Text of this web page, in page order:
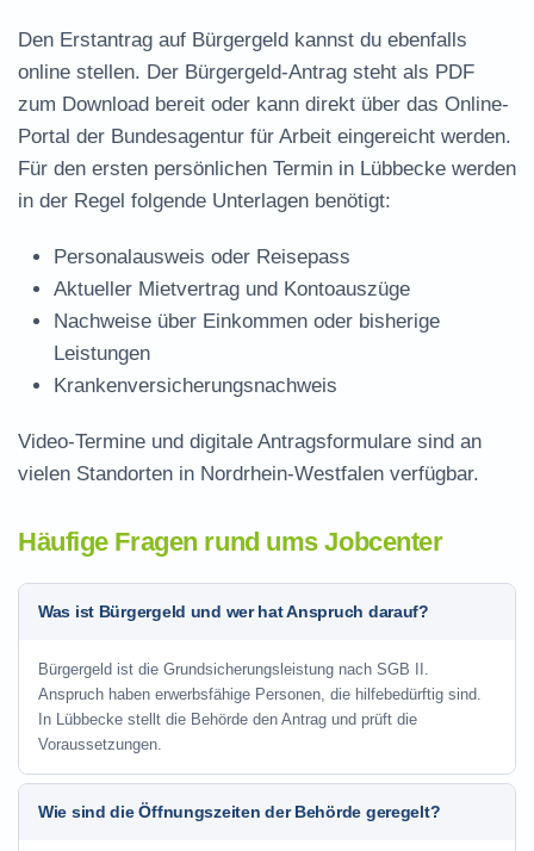
Den Erstantrag auf Bürgergeld kannst du ebenfalls
online stellen. Der Bürgergeld-Antrag steht als PDF
zum Download bereit oder kann direkt über das Online-
Portal der Bundesagentur für Arbeit eingereicht werden.
Für den ersten persönlichen Termin in Lübbecke werden
in der Regel folgende Unterlagen benötigt:
Personalausweis oder Reisepass
Aktueller Mietvertrag und Kontoauszüge
Nachweise über Einkommen oder bisherige
Leistungen
Krankenversicherungsnachweis
Video-Termine und digitale Antragsformulare sind an
vielen Standorten in Nordrhein-Westfalen verfügbar.
Häufige Fragen rund ums Jobcenter
Was ist Bürgergeld und wer hat Anspruch darauf?
Bürgergeld ist die Grundsicherungsleistung nach SGB II.
Anspruch haben erwerbsfähige Personen, die hilfebedürftig sind.
In Lübbecke stellt die Behörde den Antrag und prüft die
Voraussetzungen.
Wie sind die Öffnungszeiten der Behörde geregelt?